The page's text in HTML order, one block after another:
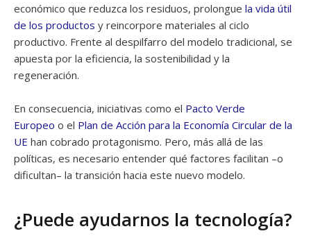
económico que reduzca los residuos, prolongue la vida útil
de los productos y reincorpore materiales al ciclo
productivo. Frente al despilfarro del modelo tradicional, se
apuesta por la eficiencia, la sostenibilidad y la
regeneración.
En consecuencia, iniciativas como el Pacto Verde
Europeo o el Plan de Acción para la Economía Circular de la
UE han cobrado protagonismo. Pero, más allá de las
políticas, es necesario entender qué factores facilitan –o
dificultan– la transición hacia este nuevo modelo.
¿Puede ayudarnos la tecnología?